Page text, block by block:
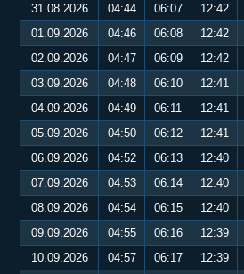
31.08.2026
04:44 06:07 12:42
01.09.2026
04:46 06:08 12:42
02.09.2026
04:47 06:09 12:42
03.09.2026
04:48 06:10 12:41
04.09.2026
04:49 06:11 12:41
05.09.2026
04:50 06:12 12:41
06.09.2026
04:52 06:13 12:40
07.09.2026
04:53 06:14 12:40
08.09.2026
04:54 06:15 12:40
09.09.2026
04:55 06:16 12:39
10.09.2026
04:57 06:17 12:39